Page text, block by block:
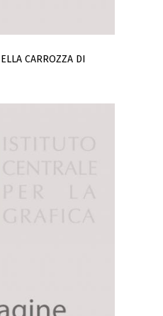
CARROZZA DI